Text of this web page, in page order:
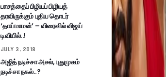
பாசத்தைப் பிழியப் பிழியத்
தரவிருக்கும் புதிய தொடர்
‘தாய்மாமன்’ – விரைவில் விஜய்
டிவியில்..!
JULY 3, 2018
அஜித் நடிச்சா அசல், புதுமுகம்
நடிச்சா நகல்..?